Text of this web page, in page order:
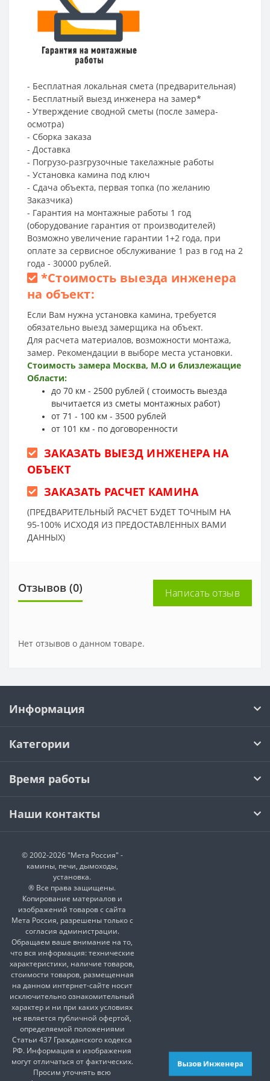
- Бесплатная локальная смета (предварительная)
- Бесплатный выезд инженера на замер*
- Утверждение сводной сметы (после замера-
осмотра)
- Сборка заказа
- Доставка
- Погрузо-разгрузочные такелажные работы
- Установка камина под ключ
- Сдача объекта, первая топка (по желанию
Заказчика)
- Гарантия на монтажные работы 1 год
(оборудование гарантия от производителей)
Возможно увеличение гарантии 1+2 года, при
оплате за сервисное обслуживание 1 раз в год на 2
года - 30000 рублей.
*Стоимость выезда инженера
на объект:
Если Вам нужна установка камина, требуется
обязательно выезд замерщика на объект.
Для расчета материалов, возможности монтажа,
замер. Рекомендации в выборе места установки.
Стоимость замера Москва, М.О и близлежащие
Области:
до 70 км - 2500 рублей ( стоимость выезда
вычитается из сметы монтажных работ)
от 71 - 100 км - 3500 рублей
от 101 км - по договоренности
ЗАКАЗАТЬ ВЫЕЗД ИНЖЕНЕРА НА
ОБЪЕКТ
ЗАКАЗАТЬ РАСЧЕТ КАМИНА
(ПРЕДВАРИТЕЛЬНЫЙ РАСЧЕТ БУДЕТ ТОЧНЫМ НА
95-100% ИСХОДЯ ИЗ ПРЕДОСТАВЛЕННЫХ ВАМИ
ДАННЫХ)
Отзывов (0) Написать отзыв
Нет отзывов о данном товаре.
Информация
Категории
Время работы
Наши контакты
© 2002-2026 "Мета Россия" -
камины, печи, дымоходы,
установка.
® Все права защищены.
Копирование материалов и
изображений товаров с сайта
Мета Россия, разрешены только с
согласия администрации.
Обращаем ваше внимание на то,
что вся информация: технические
характеристики, наличие товаров,
стоимости товаров, размещенная
на данном интернет-сайте носит
исключительно ознакомительный
характер и ни при каких условиях
не является публичной офертой,
определяемой положениями
Статьи 437 Гражданского кодекса
РФ. Информация и изображения
могут отличаться от фактических.
Просим уточнять всю
Вызов Инженера